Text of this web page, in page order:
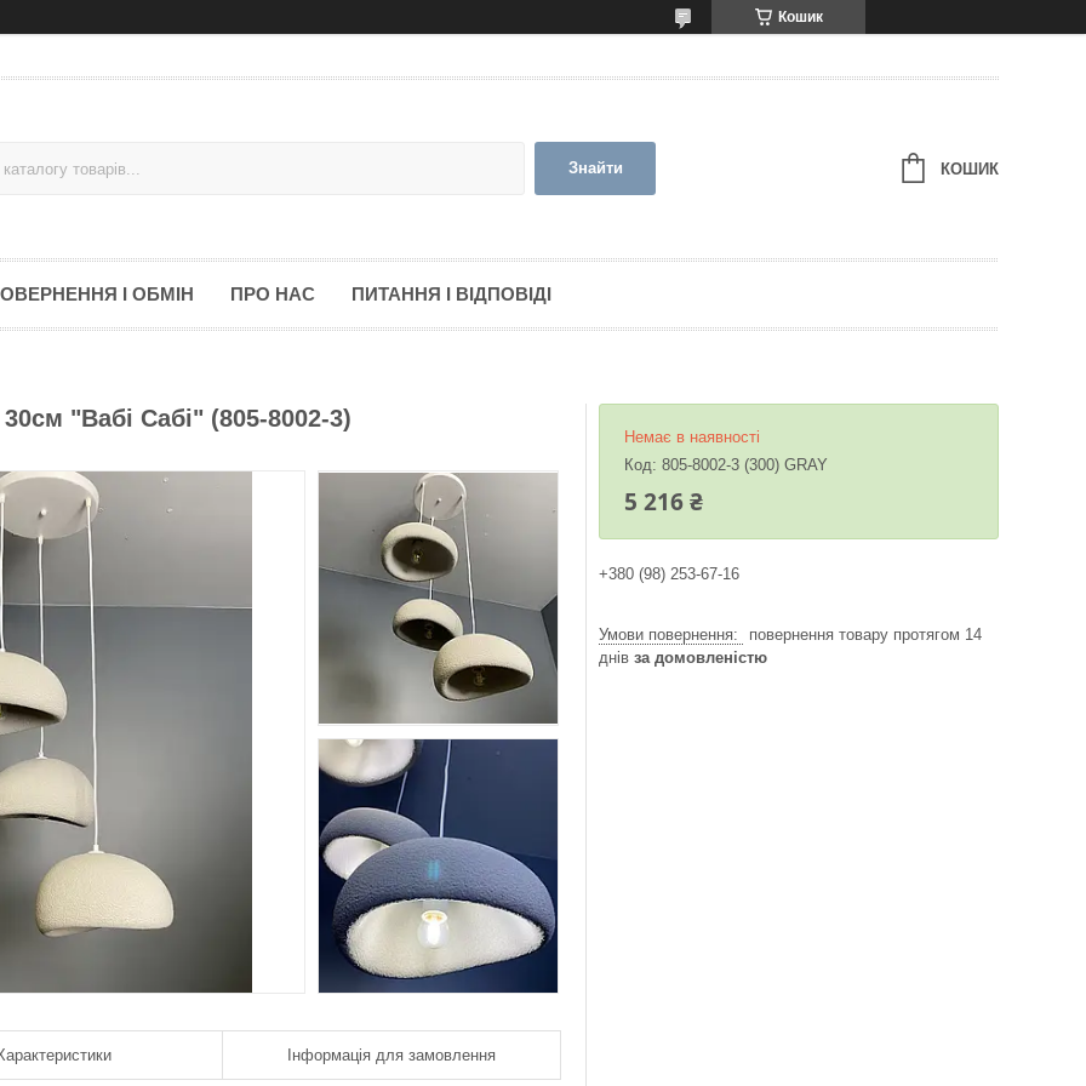
Кошик
Знайти КОШИК
І ОБМІН ПРО НАС ПИТАННЯ І ВІДПОВІДІ
"Вабі Сабі" (805-8002-3)
Інформація для замовлення
Немає в наявності
Код: 805-8002-3 (300) GRAY
5 216 ₴
+380 (98) 253-67-16
повернення товару протягом 14
днів за домовленістю